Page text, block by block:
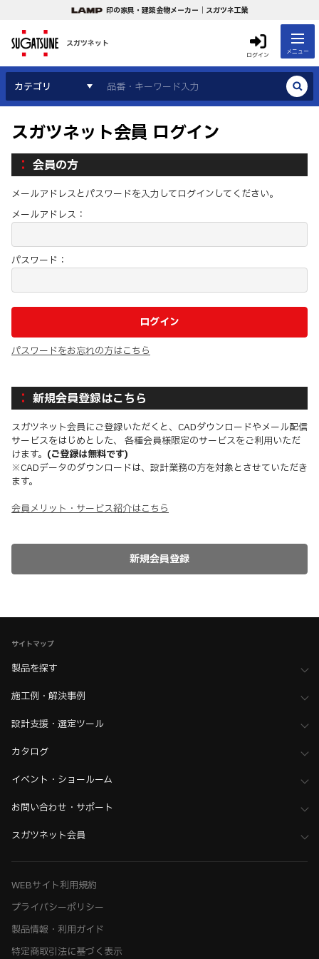
印の家具・建築金物メーカー｜スガツネ工業
スガツネット
ログイン メニュー
カテゴリ
スガツネット会員 ログイン
会員の方
メールアドレスとパスワードを入力してログインしてください。
メールアドレス：
パスワード：
パスワードをお忘れの方はこちら
新規会員登録はこちら
スガツネット会員にご登録いただくと、CADダウンロードやメール配信
サービスをはじめとした、 各種会員様限定のサービスをご利用いただ
けます。 (ご登録は無料です)
※CADデータのダウンロードは、設計業務の方を対象とさせていただき
ます。
会員メリット・サービス紹介はこちら
サイトマップ
製品を探す
施工例・解決事例
設計支援・選定ツール
カタログ
イベント・ショールーム
お問い合わせ・サポート
スガツネット会員
WEBサイト利用規約
プライバシーポリシー
製品情報・利用ガイド
特定商取引法に基づく表示